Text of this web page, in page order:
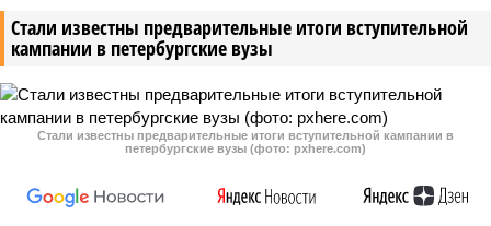
Стали известны предварительные итоги вступительной
кампании в петербургские вузы
Стали известны предварительные итоги вступительной кампании в
петербургские вузы (фото: pxhere.com)